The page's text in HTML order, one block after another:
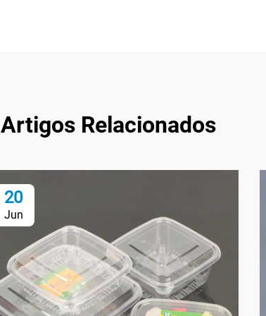
Artigos Relacionados
20
Jun